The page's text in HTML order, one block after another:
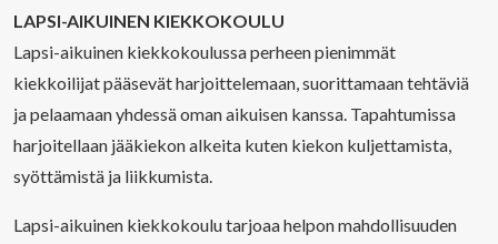
LAPSI-AIKUINEN KIEKKOKOULU
Lapsi-aikuinen kiekkokoulussa perheen pienimmät
kiekkoilijat pääsevät harjoittelemaan, suorittamaan tehtäviä
ja pelaamaan yhdessä oman aikuisen kanssa. Tapahtumissa
harjoitellaan jääkiekon alkeita kuten kiekon kuljettamista,
syöttämistä ja liikkumista.
Lapsi-aikuinen kiekkokoulu tarjoaa helpon mahdollisuuden